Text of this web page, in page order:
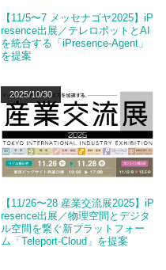
【11/5〜7 メッセナゴヤ2025】iP
resence出展／テレロボットとAI
を統合する「iPresence-Agent」
を提案
2025/10/30
【11/26〜28 産業交流展2025】iP
resence出展／物理空間とデジタ
ル空間を繋ぐ新プラットフォー
ム「Teleport-Cloud」を提案